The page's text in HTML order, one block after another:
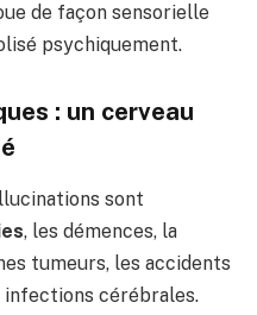
de façon sensorielle
psychiquement.
: un cerveau
sont
, les démences, la
tumeurs, les accidents
infections cérébrales.